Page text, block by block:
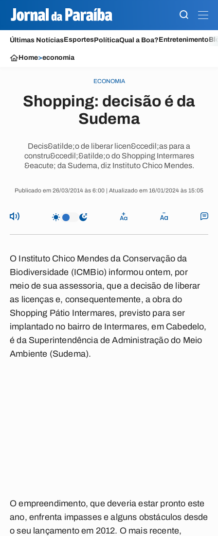
Últimas NotíciasEsportesPolíticaQual a Boa?Entretenimento
Home>economia
ECONOMIA
Shopping: decisão é da
Sudema
Decis&atilde;o de liberar licen&ccedil;as para a
constru&ccedil;&atilde;o do Shopping Intermares
&eacute; da Sudema, diz Instituto Chico Mendes.
Publicado em 26/03/2014 às 6:00 | Atualizado em 16/01/2024 às 15:05
O Instituto Chico Mendes da Conservação da
Biodiversidade (ICMBio) informou ontem, por
meio de sua assessoria, que a decisão de liberar
as licenças e, consequentemente, a obra do
Shopping Pátio Intermares, previsto para ser
implantado no bairro de Intermares, em Cabedelo,
é da Superintendência de Administração do Meio
Ambiente (Sudema).
O empreendimento, que deveria estar pronto este
ano, enfrenta impasses e alguns obstáculos desde
o seu lançamento em 2012. O mais recente,